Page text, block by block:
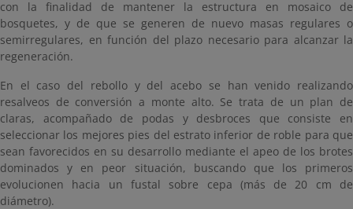
con la finalidad de mantener la estructura en mosaico de
bosquetes, y de que se generen de nuevo masas regulares o
semirregulares, en función del plazo necesario para alcanzar la
regeneración.
En el caso del rebollo y del acebo se han venido realizando
resalveos de conversión a monte alto. Se trata de un plan de
claras, acompañado de podas y desbroces que consiste en
seleccionar los mejores pies del estrato inferior de roble para que
sean favorecidos en su desarrollo mediante el apeo de los brotes
dominados y en peor situación, buscando que los primeros
evolucionen hacia un fustal sobre cepa (más de 20 cm de
diámetro).